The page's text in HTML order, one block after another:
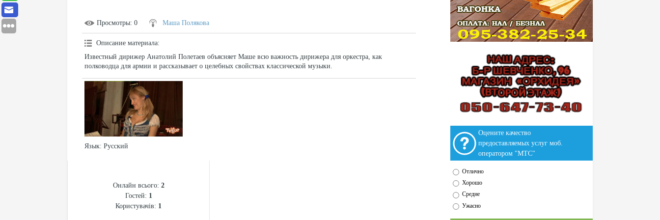
Просмотры: 0 Маша Полякова
Описание материала:
Известный дирижер Анатолий Полетаев объясняет Маше всю важность дирижера для оркестра, как
полководца для армии и рассказывает о целебных свойствах классической музыки.
Язык: Русский
Оцените качество
предоставляемых услуг моб.
оператором "МТС"
Отлично
Хорошо
Средне
Ужасно
Онлайн всього: 2
Гостей: 1
Користувачів: 1